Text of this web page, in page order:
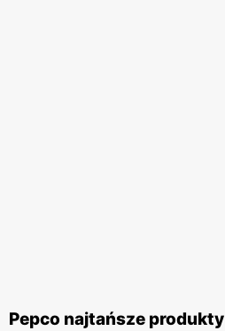
Pepco najtańsze produkty